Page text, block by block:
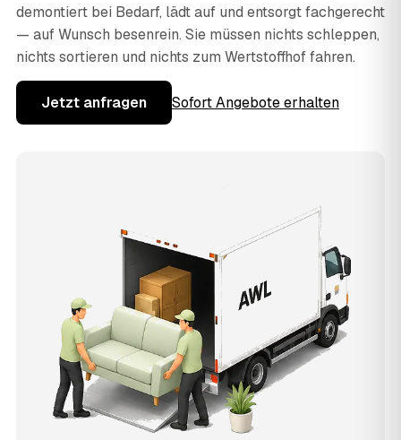
demontiert bei Bedarf, lädt auf und entsorgt fachgerecht
— auf Wunsch besenrein. Sie müssen nichts schleppen,
nichts sortieren und nichts zum Wertstoffhof fahren.
Jetzt anfragen Sofort Angebote erhalten